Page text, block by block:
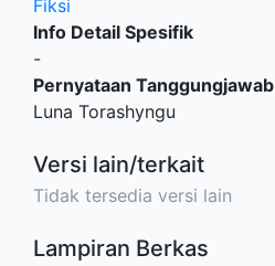
Fiksi
Info Detail Spesifik
-
Pernyataan Tanggungjawab
Luna Torashyngu
Versi lain/terkait
Tidak tersedia versi lain
Lampiran Berkas